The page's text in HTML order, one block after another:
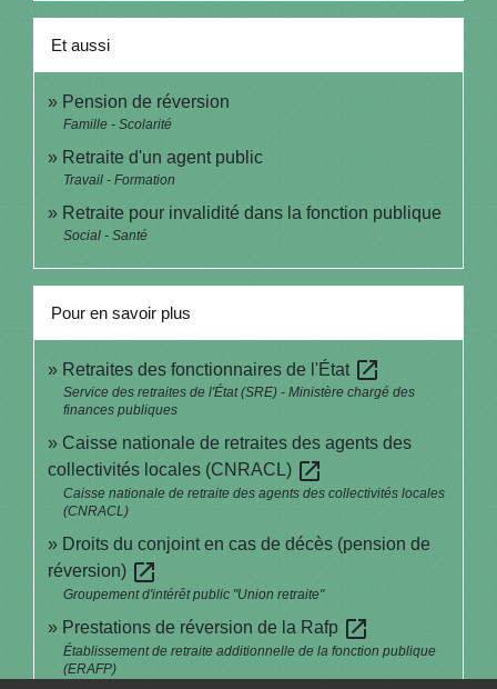
Et aussi
Pension de réversion
Famille - Scolarité
Retraite d'un agent public
Travail - Formation
Retraite pour invalidité dans la fonction publique
Social - Santé
Pour en savoir plus
Retraites des fonctionnaires de l'État open_in_new
Service des retraites de l'État (SRE) - Ministère chargé des
finances publiques
Caisse nationale de retraites des agents des
collectivités locales (CNRACL) open_in_new
Caisse nationale de retraite des agents des collectivités locales
(CNRACL)
Droits du conjoint en cas de décès (pension de
réversion) open_in_new
Groupement d'intérêt public "Union retraite"
Prestations de réversion de la Rafp open_in_new
Établissement de retraite additionnelle de la fonction publique
(ERAFP)